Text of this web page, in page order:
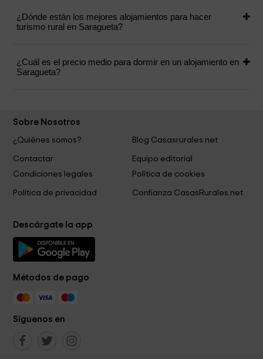
¿Dónde están los mejores alojamientos para hacer
turismo rural en Saragueta?
¿Cuál es el precio medio para dormir en un alojamiento en
Saragueta?
Sobre Nosotros
¿Quiénes somos?
Blog Casasrurales.net
Contactar
Equipo editorial
Condiciones legales
Política de cookies
Política de privacidad Confianza CasasRurales.net
Descárgate la app
Métodos de pago
Síguenos en